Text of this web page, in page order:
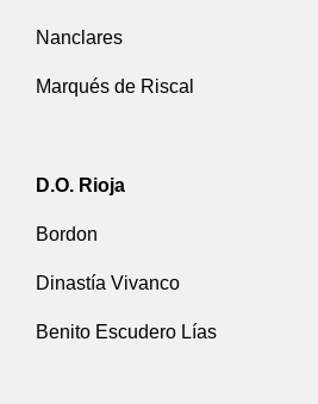
Nanclares
Marqués de Riscal
D.O. Rioja
Bordon
Dinastía Vivanco
Benito Escudero Lías